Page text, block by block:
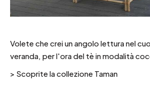
Volete che crei un angolo lettura nel
veranda, per l'ora del tè in modalità
> Scoprite la collezione Taman